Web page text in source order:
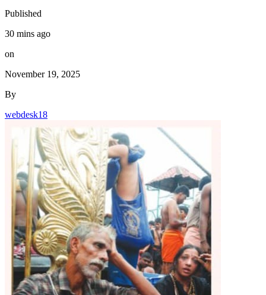
Published
30 mins ago
on
November 19, 2025
By
webdesk18